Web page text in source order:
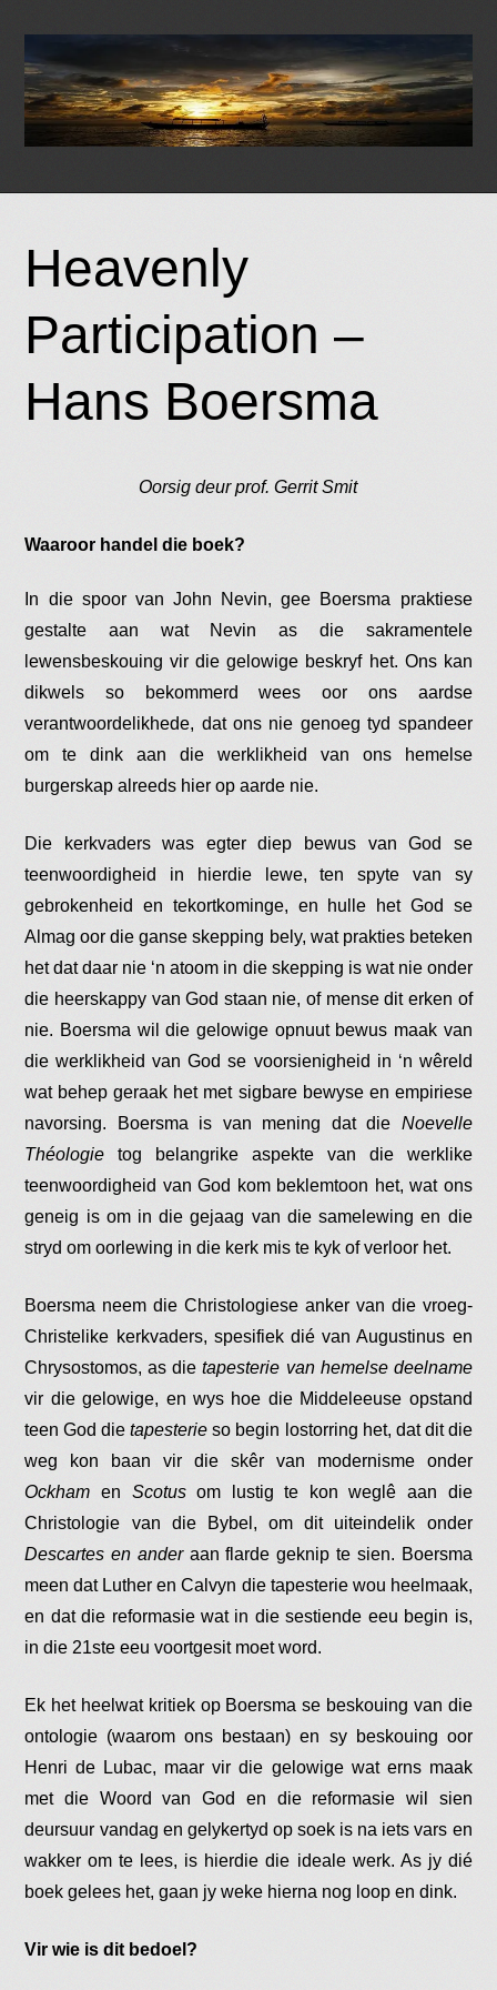
contentHeavenly
Participation –
Hans Boersma
Oorsig deur prof. Gerrit Smit
Waaroor handel die boek?
In die spoor van John Nevin, gee Boersma praktiese
gestalte aan wat Nevin as die sakramentele
lewensbeskouing vir die gelowige beskryf het. Ons kan
dikwels so bekommerd wees oor ons aardse
verantwoordelikhede, dat ons nie genoeg tyd spandeer
om te dink aan die werklikheid van ons hemelse
burgerskap alreeds hier op aarde nie.
Die kerkvaders was egter diep bewus van God se
teenwoordigheid in hierdie lewe, ten spyte van sy
gebrokenheid en tekortkominge, en hulle het God se
Almag oor die ganse skepping bely, wat prakties beteken
het dat daar nie ‘n atoom in die skepping is wat nie onder
die heerskappy van God staan nie, of mense dit erken of
nie. Boersma wil die gelowige opnuut bewus maak van
die werklikheid van God se voorsienigheid in ‘n wêreld
wat behep geraak het met sigbare bewyse en empiriese
navorsing. Boersma is van mening dat die Noevelle
Théologietog belangrike aspekte van die werklike
teenwoordigheid van God kom beklemtoon het, wat ons
geneig is om in die gejaag van die samelewing en die
stryd om oorlewing in die kerk mis te kyk of verloor het.
Boersma neem die Christologiese anker van die vroeg-
Christelike kerkvaders, spesifiek dié van Augustinus en
Chrysostomos, as dietapesterie van hemelse deelname
vir die gelowige, en wys hoe die Middeleeuse opstand
teen God dietapesterie so begin lostorring het, dat dit die
weg kon baan vir die skêr van modernisme onder
Ockham en Scotusom lustig te kon weglê aan die
Christologie van die Bybel, om dit uiteindelik onder
Descartes en anderaan flarde geknip te sien. Boersma
meen dat Luther en Calvyn die tapesterie wou heelmaak,
en dat die reformasie wat in die sestiende eeu begin is,
in die 21ste eeu voortgesit moet word.
Ek het heelwat kritiek op Boersma se beskouing van die
ontologie (waarom ons bestaan) en sy beskouing oor
Henri de Lubac, maar vir die gelowige wat erns maak
met die Woord van God en die reformasie wil sien
deursuur vandag en gelykertyd op soek is na iets vars en
wakker om te lees, is hierdie die ideale werk. As jy dié
boek gelees het, gaan jy weke hierna nog loop en dink.
Vir wie is dit bedoel?